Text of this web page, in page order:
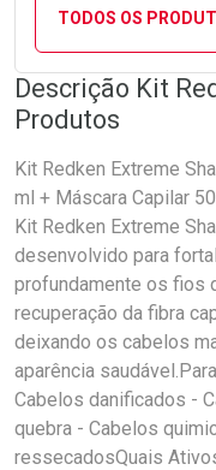
TODOS OS
Descrição Kit
Produtos
Kit Redken Extreme
ml + Máscara Capilar
Kit Redken Extreme
desenvolvido para
profundamente os fios
recuperação da fibra
deixando os cabelos
aparência
Cabelos danificados -
quebra - Cabelos
ressecadosQuais